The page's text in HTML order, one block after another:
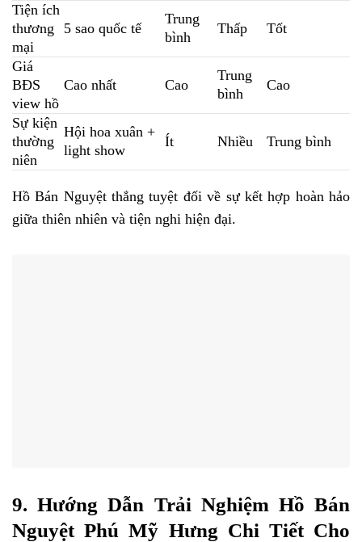
Tiện ích
thương
mại
5 sao quốc tế
Trung
bình
Thấp Tốt
Giá
BĐS
view hồ
Cao nhất Cao
Trung
bình
Cao
Sự kiện
thường
niên
Hội hoa xuân +
light show
Ít Nhiều Trung bình
Hồ Bán Nguyệt thắng tuyệt đối về sự kết hợp hoàn hảo
giữa thiên nhiên và tiện nghi hiện đại.
9. Hướng Dẫn Trải Nghiệm Hồ Bán
Nguyệt Phú Mỹ Hưng Chi Tiết Cho